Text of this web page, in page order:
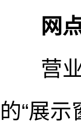
网
营业
的“展